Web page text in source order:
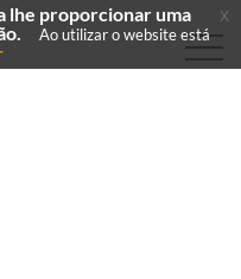
lhe proporcionar uma
Ao utilizar o website está
x